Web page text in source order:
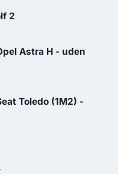
kr..
2
kr..
Astra H - uden
Toledo (1M2) -